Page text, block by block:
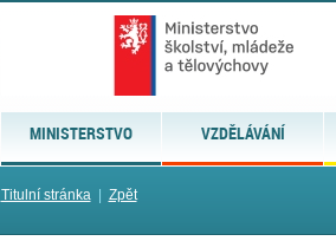
MINISTERSTVO VZDĚLÁVÁNÍ
Titulní stránka| Zpět